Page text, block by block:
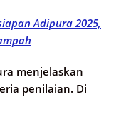
Adipura 2025,
menjelaskan
penilaian. Di